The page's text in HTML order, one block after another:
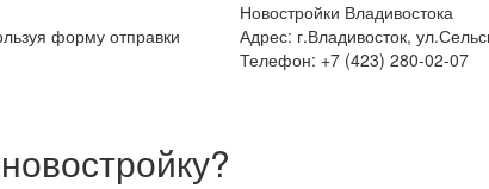
форму отправки
Новостройки Владивостока
Адрес: г.Владивосток,
Телефон: +7 (423) 280-02-07